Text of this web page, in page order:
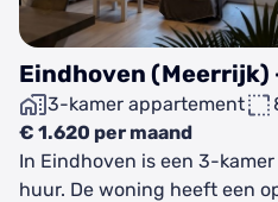
Eindhoven (Meerrijk)
3-kamer appartement
€ 1.620 per maand
In Eindhoven is een 3-
huur. De woning heeft een